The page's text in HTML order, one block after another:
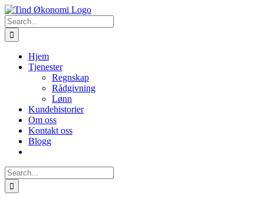
Skip
to
content
Search
for:
Hjem
Tjenester
Regnskap
Rådgivning
Lønn
Kundehistorier
Om oss
Kontakt oss
Blogg
Search
for: